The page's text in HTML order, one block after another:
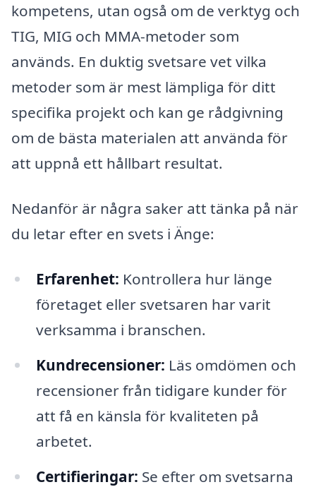
kompetens, utan også om de verktyg och
TIG, MIG och MMA-metoder som
används. En duktig svetsare vet vilka
metoder som är mest lämpliga för ditt
specifika projekt och kan ge rådgivning
om de bästa materialen att använda för
att uppnå ett hållbart resultat.
Nedanför är några saker att tänka på när
du letar efter en svets i Änge:
Erfarenhet: Kontrollera hur länge
företaget eller svetsaren har varit
verksamma i branschen.
Kundrecensioner: Läs omdömen och
recensioner från tidigare kunder för
att få en känsla för kvaliteten på
arbetet.
Certifieringar: Se efter om svetsarna